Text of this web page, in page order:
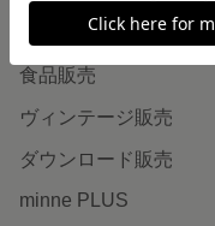
minneで売りたい
食品販売
ヴィンテージ販売
ダウンロード販売
minne PLUS